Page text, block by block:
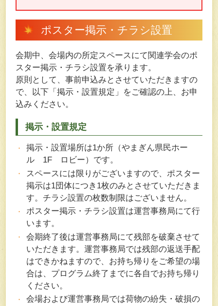
ポスター掲示・チラシ設置
会期中、会場内の所定スペースにて関連学会のポ
スター掲示・チラシ設置を承ります。
原則として、事前申込みとさせていただきますの
で、以下「掲示・設置規定」をご確認の上、お申
込みください。
掲示・設置規定
掲示・設置場所は1か所（やまぎん県民ホー
ル 1F ロビー）です。
スペースには限りがございますので、ポスター
掲示は1団体につき1枚のみとさせていただきま
す。チラシ設置の枚数制限はございません。
ポスター掲示・チラシ設置は運営事務局にて行
います。
会期終了後は運営事務局にて残部を破棄させて
いただきます。運営事務局では残部の返送手配
はできかねますので、お持ち帰りをご希望の場
合は、プログラム終了までに各自でお持ち帰り
ください。
会場および運営事務局では荷物の紛失・破損の